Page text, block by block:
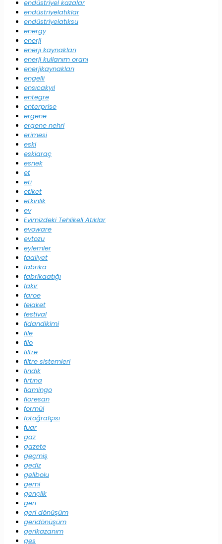
endüstriyel kazalar
endüstriyelatıklar
endüstriyelatıksu
energy
enerji
enerji kaynakları
enerji kullanım oranı
enerjikaynakları
engelli
ensıcakyıl
entegre
enterprise
ergene
ergene nehri
erimesi
eski
eskiaraç
esnek
et
eti
etiket
etkinlik
ev
Evimizdeki Tehlikeli Atıklar
evoware
evtozu
eylemler
faaliyet
fabrika
fabrikaatığı
fakir
faroe
felaket
festival
fidandikimi
file
filo
filtre
filtre sistemleri
fındık
fırtına
flamingo
floresan
formül
fotoğrafçısı
fuar
gaz
gazete
geçmiş
gediz
gelibolu
gemi
gençlik
geri
geri dönüşüm
geridönüşüm
gerikazanım
ges